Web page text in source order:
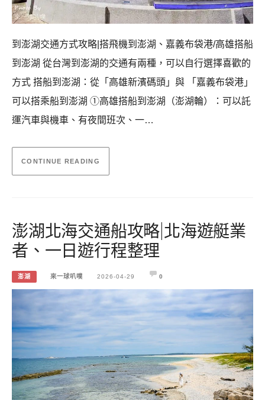
到澎湖交通方式攻略|搭飛機到澎湖、嘉義布袋港/高雄搭船
到澎湖 從台灣到澎湖的交通有兩種，可以自行選擇喜歡的
方式 搭船到澎湖：從「高雄新濱碼頭」與 「嘉義布袋港」
可以搭乘船到澎湖 ①高雄搭船到澎湖（澎湖輪）：可以託
運汽車與機車、有夜間班次、一…
CONTINUE READING
澎湖北海交通船攻略|北海遊艇業
者、一日遊行程整理
澎湖 來一球叭噗 2026-04-29 0